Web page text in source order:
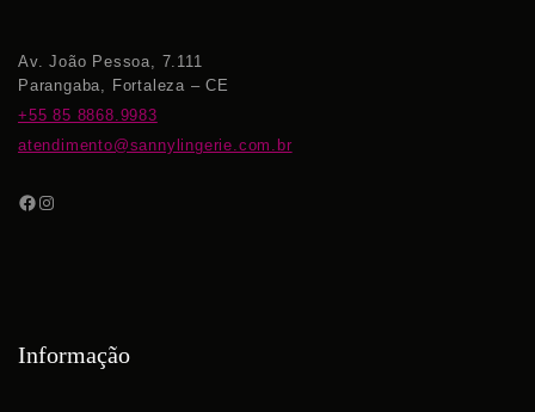
Av. João Pessoa, 7.111
Parangaba, Fortaleza – CE
+55 85 8868.9983
atendimento@sannylingerie.com.br
Informação